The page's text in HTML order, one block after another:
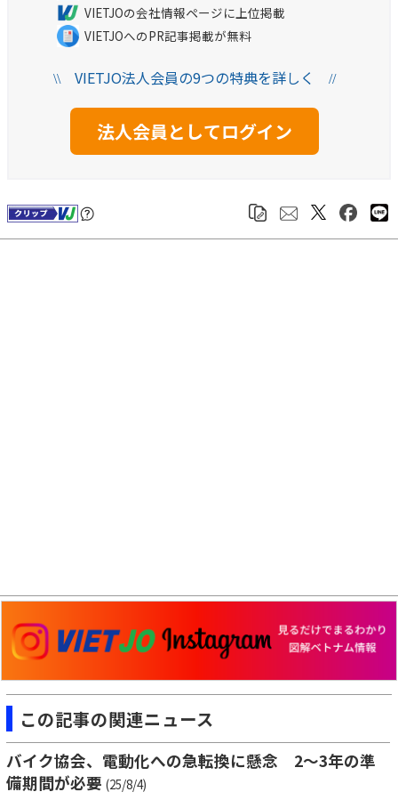
VIETJOの会社情報ページに上位掲載
VIETJOへのPR記事掲載が無料
\\VIETJO法人会員の9つの特典を詳しく //
この記事の関連ニュース
バイク協会、電動化への急転換に懸念 2～3年の準
備期間が必要 (25/8/4)